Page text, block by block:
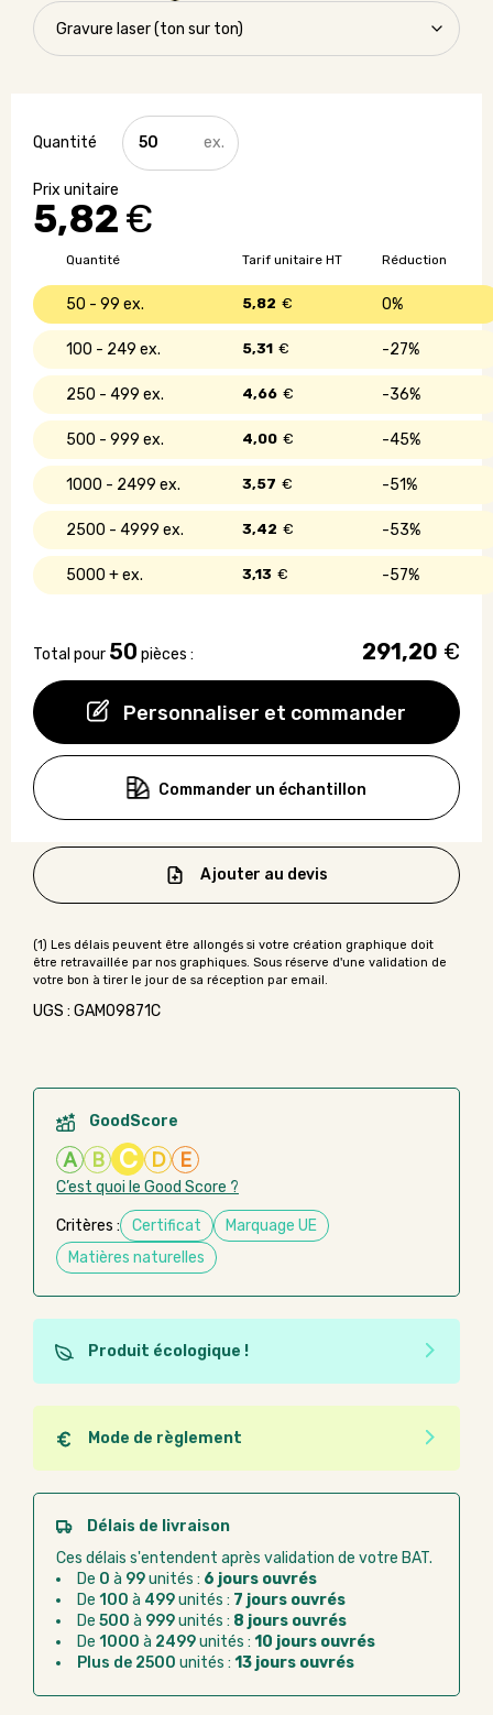
5,82€
Personnaliser et commander
quantité
de
Clé
en
paille
16
Go
Quantité Réduction
Tarif unitaire HT
50 - 99 0%
5,82 €
100 - 249 27%
5,31 €
250 - 499 36%
4,66 €
500 - 999 45%
4,00 €
1000 - 2499 51%
3,57 €
2500 - 4999 53%
3,42 €
5000 + 57%
3,13 €
Total pour 50 pièces : 291,20 €
Commander un échantillon
Ajouter au devis
UGS : GAMO9871C
GoodScore
A B C D E
C’est quoi le Good Score ?
Critères : Certificat
Marquage UE
Matières naturelles
Produit écologique !
Ce produit est éco-conçu, il a été fabriqué à partir de
matériaux recyclés ou recyclables. Ces produits
peuvent plus facilement obtenir une seconde vie
après utilisation. L'origine de fabrication du produit
n'entre pas dans les critères d'éco-conception.
Mode de règlement
Quel que soit le mode de règlement, vous pouvez
passer commande en ligne sur Good Act.
Paiement CB :paiement sécurisé par carte
Virement bancaire :règlement sur facture
après la commande
Chorus Pro :règlement par mandat
administratif après la commande
Délais de livraison
Ces délais s'entendent après validation de votre BAT.
De 0 à 99unités : 6 jours ouvrés
De 100 à 499unités : 7 jours ouvrés
De 500 à 999unités : 8 jours ouvrés
De 1000 à 2499unités : 10 jours ouvrés
Plus de 2500 unités : 13 jours ouvrés